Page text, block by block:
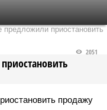
приостановить
2051